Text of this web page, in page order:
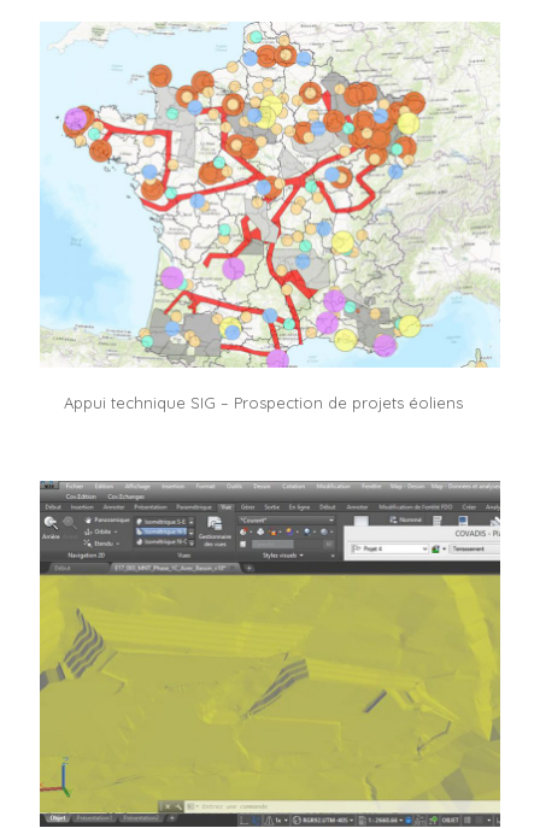
Appui technique SIG – Prospection de projets éoliens